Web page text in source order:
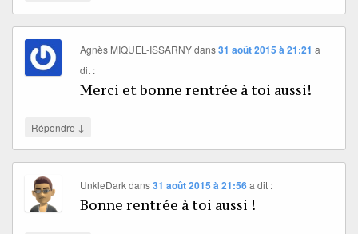
Agnès MIQUEL-ISSARNYdans31 août 2015 à 21:21 a
dit :
Merci et bonne rentrée à toi aussi!
Répondre ↓
UnkleDarkdans31 août 2015 à 21:56 a dit :
Bonne rentrée à toi aussi !